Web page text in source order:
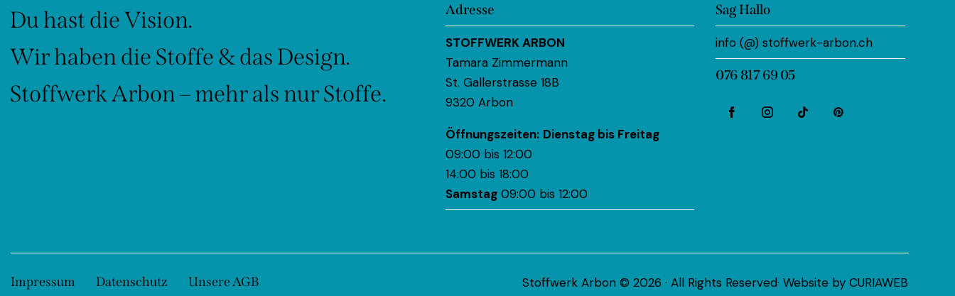
Du hast die Vision.
Wir haben die Stoffe & das Design.
Stoffwerk Arbon – mehr als nur Stoffe.
Adresse
STOFFWERK ARBON
Tamara Zimmermann
St. Gallerstrasse 18B
9320 Arbon
Öffnungszeiten: Dienstag bis Freitag
09:00 bis 12:00
14:00 bis 18:00
Samstag09:00 bis 12:00
Sag Hallo
info (@) stoffwerk-arbon.ch
076 817 69 05
Impressum Datenschutz Unsere AGB Stoffwerk Arbon © 2026 · All Rights Reserved· Website byCURIAWEB